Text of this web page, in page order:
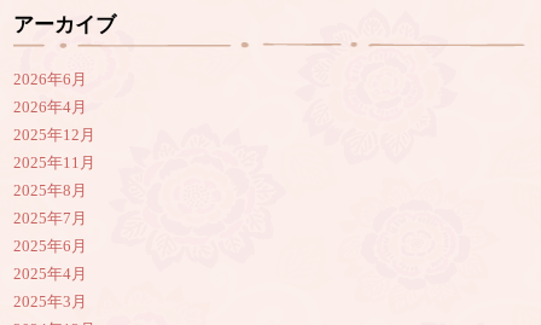
アーカイブ
2026年6月
2026年4月
2025年12月
2025年11月
2025年8月
2025年7月
2025年6月
2025年4月
2025年3月